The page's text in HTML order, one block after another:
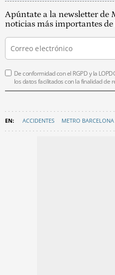
Apúntate a la newsletter de
noticias más importantes de
De conformidad con el RGPD y la
los datos facilitados con la finalidad de
ACCIDENTES METRO BARCELONA